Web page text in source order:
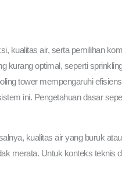
kualitas air, serta pemilihan
kurang optimal, seperti
tower mempengaruhi
ini. Pengetahuan dasar
kualitas air yang buruk
merata. Untuk konteks teknis